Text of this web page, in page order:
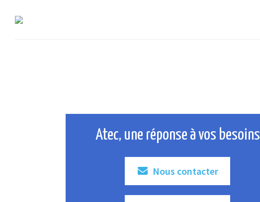
Atec, une réponse à vos besoins
Nous contacter